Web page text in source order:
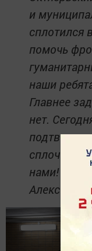
и
сплотился
помочь
наши
Главнее
нет.
нами! –
Алексей